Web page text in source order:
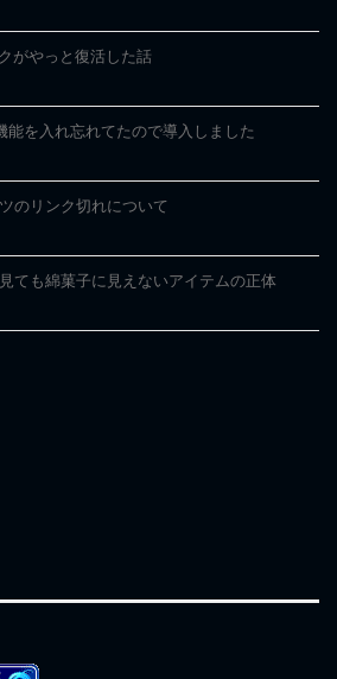
がやっと復活した話
能を入れ忘れてたので導入しました
のリンク切れについて
ても綿菓子に見えないアイテムの正体